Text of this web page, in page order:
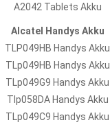
A2042 Tablets Akku
Alcatel Handys Akku
TLP049HB Handys Akku
TLp049HB Handys Akku
TLp049G9 Handys Akku
Tlp058DA Handys Akku
TLp049C9 Handys Akku